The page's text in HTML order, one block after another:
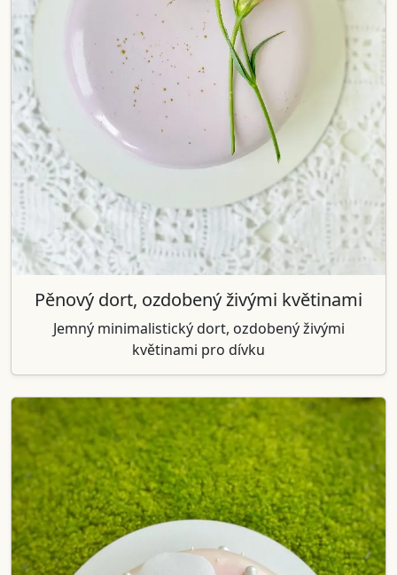
Pěnový dort, ozdobený živými květinami
Jemný minimalistický dort, ozdobený živými
květinami pro dívku